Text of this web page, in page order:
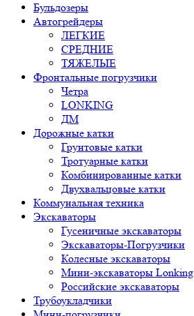
Бульдозеры
Автогрейдеры
ЛЕГКИЕ
СРЕДНИЕ
ТЯЖЕЛЫЕ
Фронтальные погрузчики
Четра
LONKING
ДМ
Дорожные катки
Грунтовые катки
Тротуарные катки
Комбинированные катки
Двухвальцовые катки
Коммунальная техника
Экскаваторы
Гусеничные экскаваторы
Экскаваторы-Погрузчики
Колесные экскаваторы
Мини-экскаваторы Lonking
Российские экскаваторы
Трубоукладчики